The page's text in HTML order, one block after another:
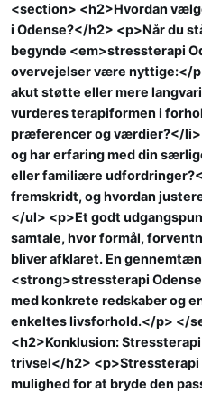
<section> <h2>Hvordan
i Odense?</h2> <p>Når du
begynde <em>stressterapi
overvejelser være nyttige:</
akut støtte eller mere
vurderes terapiformen i
præferencer og værdier?</
og har erfaring med din
eller familiære
fremskridt, og hvordan
</ul> <p>Et godt
samtale, hvor formål,
bliver afklaret. En
<strong>stressterapi
med konkrete redskaber og
enkeltes livsforhold.</p> </
<h2>Konklusion:
trivsel</h2>
mulighed for at bryde den